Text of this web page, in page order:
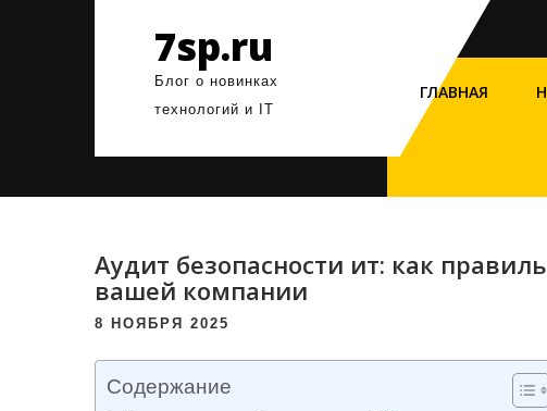
7sp.ru
Блог о новинках
технологий и IT
ГЛАВНАЯ
Аудит безопасности ит: как
вашей компании
8 НОЯБРЯ 2025
Содержание